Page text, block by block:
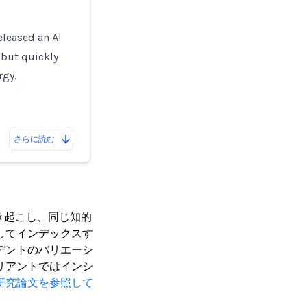
an AI
but quickly
さらに読む
起こし、同じ知的
てインデックスす
ントのバリエーシ
アントではインシ
究論文を参照して